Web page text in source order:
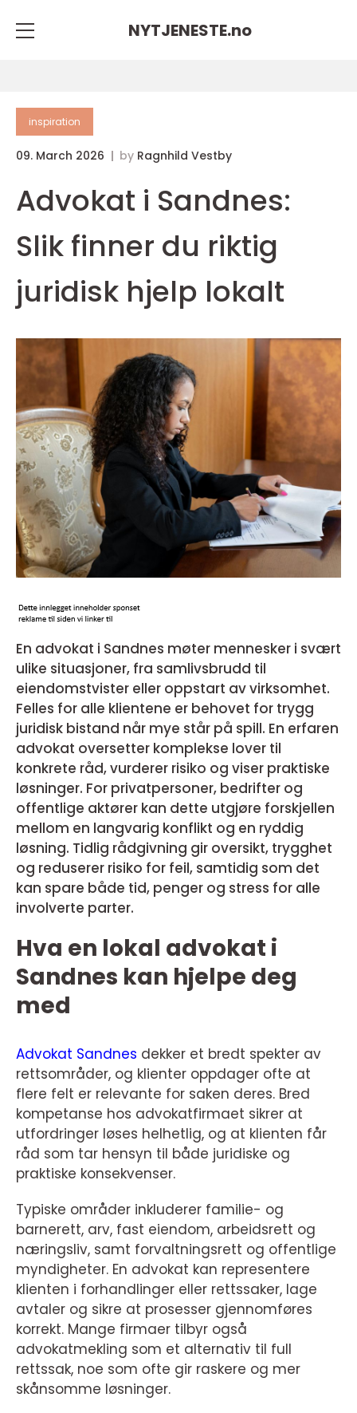
NYTJENESTE.no
inspiration
09. March 2026 by Ragnhild Vestby
Advokat i Sandnes:
Slik finner du riktig
juridisk hjelp lokalt
En advokat i Sandnes møter mennesker i svært
ulike situasjoner, fra samlivsbrudd til
eiendomstvister eller oppstart av virksomhet.
Felles for alle klientene er behovet for trygg
juridisk bistand når mye står på spill. En erfaren
advokat oversetter komplekse lover til
konkrete råd, vurderer risiko og viser praktiske
løsninger. For privatpersoner, bedrifter og
offentlige aktører kan dette utgjøre forskjellen
mellom en langvarig konflikt og en ryddig
løsning. Tidlig rådgivning gir oversikt, trygghet
og reduserer risiko for feil, samtidig som det
kan spare både tid, penger og stress for alle
involverte parter.
Hva en lokal advokat i
Sandnes kan hjelpe deg
med
Advokat Sandnes dekker et bredt spekter av
rettsområder, og klienter oppdager ofte at
flere felt er relevante for saken deres. Bred
kompetanse hos advokatfirmaet sikrer at
utfordringer løses helhetlig, og at klienten får
råd som tar hensyn til både juridiske og
praktiske konsekvenser.
Typiske områder inkluderer familie- og
barnerett, arv, fast eiendom, arbeidsrett og
næringsliv, samt forvaltningsrett og offentlige
myndigheter. En advokat kan representere
klienten i forhandlinger eller rettssaker, lage
avtaler og sikre at prosesser gjennomføres
korrekt. Mange firmaer tilbyr også
advokatmekling som et alternativ til full
rettssak, noe som ofte gir raskere og mer
skånsomme løsninger.